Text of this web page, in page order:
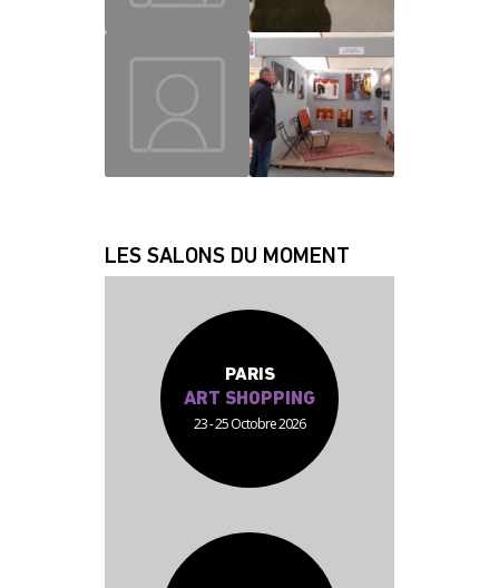
MAUD CHRISLAINE
LES SALONS DU MOMENT
PARIS
ART SHOPPING
23 - 25 Octobre 2026